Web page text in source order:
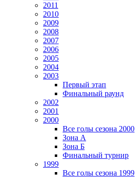
2011
2010
2009
2008
2007
2006
2005
2004
2003
Первый этап
Финальный раунд
2002
2001
2000
Все голы сезона 2000
Зона А
Зона Б
Финальный турнир
1999
Все голы сезона 1999